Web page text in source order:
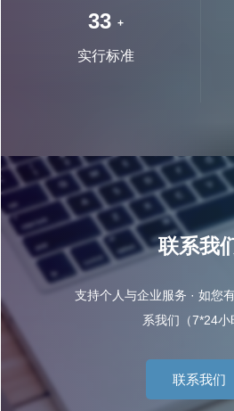
62 +
实行标准
联系我
支持个人与企业服务 · 如您
系我们（7*24小
联系我们